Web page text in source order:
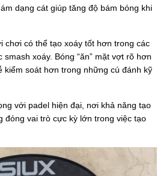
dạng cát giúp tăng độ bám bóng khi
chơi có thể tạo xoáy tốt hơn trong các
xoáy. Bóng “ăn” mặt vợt rõ hơn
kiểm soát hơn trong những cú đánh kỹ
với padel hiện đại, nơi khả năng tạo
đóng vai trò cực kỳ lớn trong việc tạo